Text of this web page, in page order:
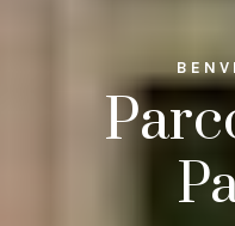
B E N V